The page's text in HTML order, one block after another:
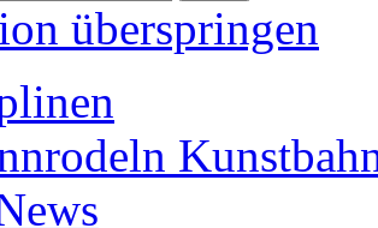
überspringen